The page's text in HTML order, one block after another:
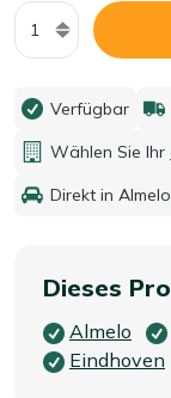
Menge
Verfügbar
Wählen Sie Ihr
Direkt in Almelo
Dieses
Almelo
Eindhoven